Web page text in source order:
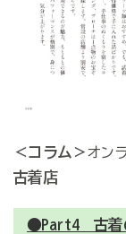
＜コラム＞オン
古着店
●Part4 古着